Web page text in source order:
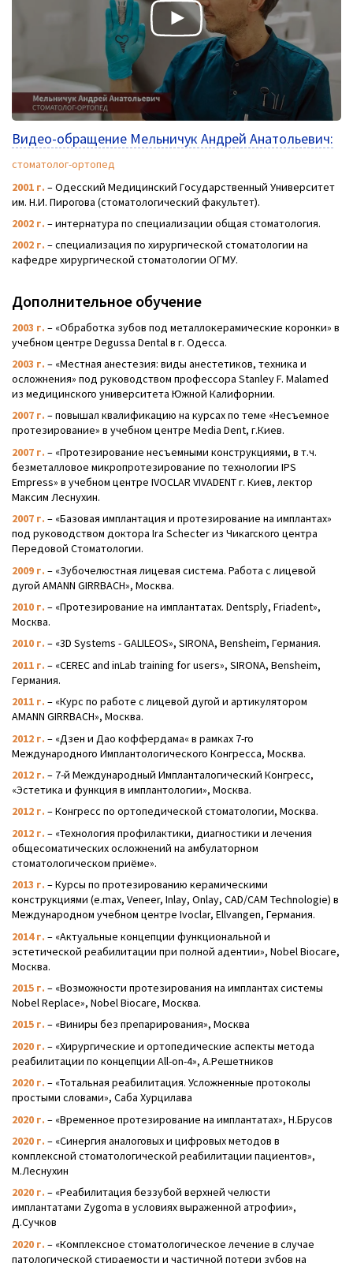
2001 г. – Одесский Медицинский Государственный Университет
им. Н.И. Пирогова (стоматологический факультет).
2002 г. – интернатура по специализации общая стоматология.
2002 г. – специализация по хирургической стоматологии на
кафедре хирургической стоматологии ОГМУ.
Дополнительное обучение
2003 г. – «Обработка зубов под металлокерамические коронки» в
учебном центре Degussa Dental в г. Одесса.
2003 г. – «Местная анестезия: виды анестетиков, техника и
осложнения» под руководством профессора Stanley F. Malamed
из медицинского университета Южной Калифорнии.
2007 г. – повышал квалификацию на курсах по теме «Несъемное
протезирование» в учебном центре Media Dent, г.Киев.
2007 г. – «Протезирование несъемными конструкциями, в т.ч.
безметалловое микропротезирование по технологии IPS
Empress» в учебном центре IVOCLAR VIVADENT г. Киев, лектор
Максим Леснухин.
2007 г. – «Базовая имплантация и протезирование на имплантах»
под руководством доктора Ira Schecter из Чикагского центра
Передовой Стоматологии.
2009 г. – «Зубочелюстная лицевая система. Работа с лицевой
дугой AMANN GIRRBACH», Москва.
2010 г. – «Протезирование на имплантатах. Dentsply, Friadent»,
Москва.
2010 г. – «3D Systems - GALILEOS», SIRONA, Bensheim, Германия.
2011 г. – «CEREC and inLab training for users», SIRONA, Bensheim,
Германия.
2011 г. – «Курс по работе с лицевой дугой и артикулятором
AMANN GIRRBACH», Москва.
2012 г. – «Дзен и Дао коффердама« в рамках 7-го
Международного Имплантологического Конгресса, Москва.
2012 г. – 7-й Международный Импланталогический Конгресс,
«Эстетика и функция в имплантологии», Москва.
2012 г. – Конгресс по ортопедической стоматологии, Москва.
2012 г. – «Технология профилактики, диагностики и лечения
общесоматических осложнений на амбулаторном
стоматологическом приёме».
2013 г. – Курсы по протезированию керамическими
конструкциями (e.max, Veneer, Inlay, Onlay, CAD/CAM Technologie) в
Международном учебном центре Ivoclar, Ellvangen, Германия.
2014 г. – «Актуальные концепции функциональной и
эстетической реабилитации при полной адентии», Nobel Biocare,
Москва.
2015 г. – «Возможности протезирования на имплантах системы
Nobel Replace», Nobel Biocare, Москва.
2015 г. – «Виниры без препарирования», Москва
2020 г. – «Хирургические и ортопедические аспекты метода
реабилитации по концепции All-on-4», А.Решетников
2020 г. – «Тотальная реабилитация. Усложненные протоколы
простыми словами», Саба Хурцилава
2020 г. – «Временное протезирование на имплантатах», Н.Брусов
2020 г. – «Синергия аналоговых и цифровых методов в
комплексной стоматологической реабилитации пациентов»,
М.Леснухин
2020 г. – «Реабилитация беззубой верхней челюсти
имплантатами Zygoma в условиях выраженной атрофии»,
Д.Сучков
2020 г. – «Комплексное стоматологическое лечение в случае
патологической стираемости и частичной потери зубов на
Видео-обращение Мельничук Андрей Анатольевич:
стоматолог-ортопед